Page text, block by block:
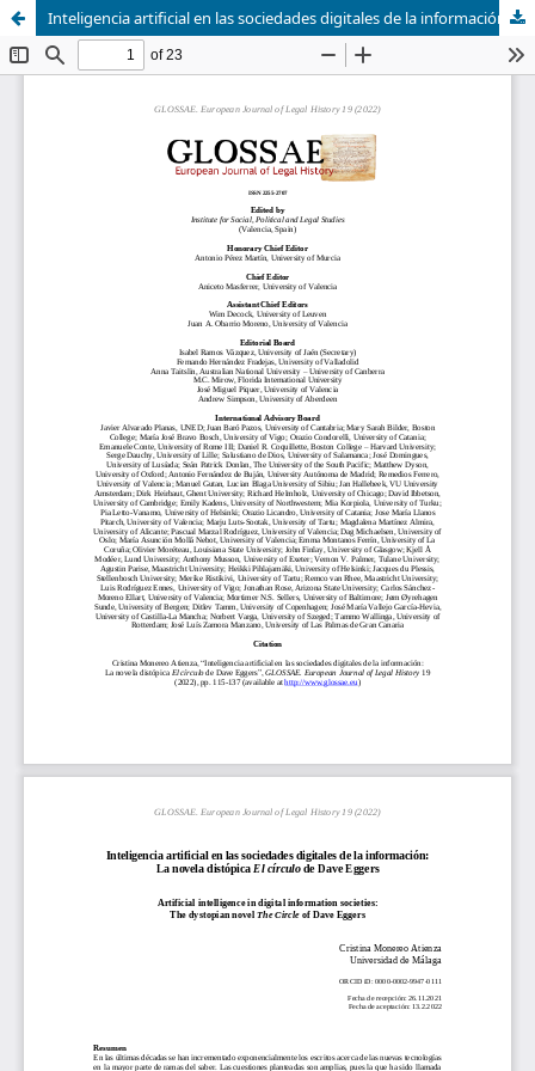
Inteligencia artificial en las sociedades digitales de la información: La novela distópica El círculo de Dave Eggers